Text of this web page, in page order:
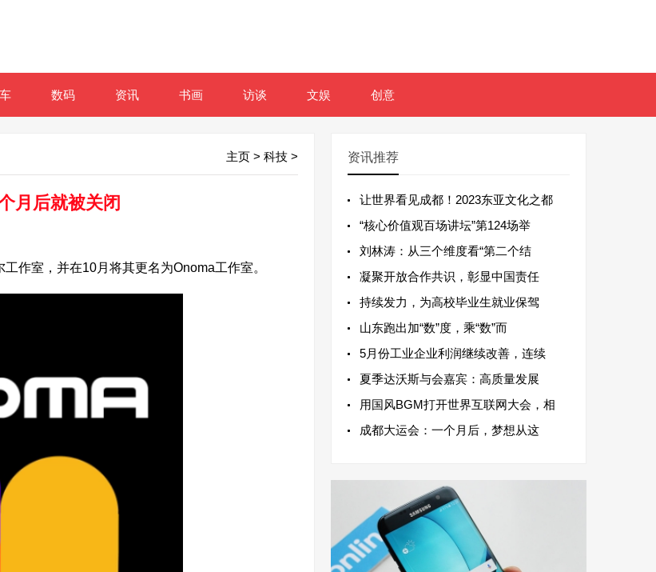
数码 资讯 书画 访谈 文娱 创意
主页 > 科技 >
月后就被关闭
室，并在10月将其更名为Onoma工作室。
资讯推荐
让世界看见成都！2023东亚文化之都
“核心价值观百场讲坛”第124场举
刘林涛：从三个维度看“第二个结
凝聚开放合作共识，彰显中国责任
持续发力，为高校毕业生就业保驾
山东跑出加“数”度，乘“数”而
5月份工业企业利润继续改善，连续
夏季达沃斯与会嘉宾：高质量发展
用国风BGM打开世界互联网大会，相
成都大运会：一个月后，梦想从这